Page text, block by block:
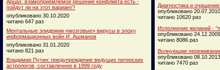
Арцах: взамоприемлемое решение конфликта есть -
пойдут ли на этот вариант?
опубликовано 30.10.2020
читано 647 раз
Ментальные эпидемии «мозговые» вирусы в эпоху
информационных войн И. Ашманов
опубликовано 31.01.2020
читано 821 раз
Владимир Путин: предупреждение ведущих питерских
астрологов, составленное в 1999 году
Диагностика и
опубликовано 20.07.2010
читано 10620 раз
Исполнение желаний -
опубликовано 24.12.2009
читано 8086 раз
Волнующие
опубликовано 08.10.2013
читано 7470 раз